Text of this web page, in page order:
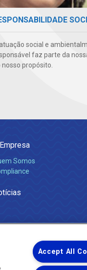
social e
faz parte da
nosso propósito.
Somos
Accept All